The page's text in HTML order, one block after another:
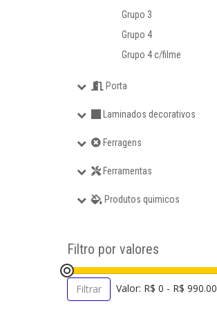
Laminados decorativos
Ferragens
Ferramentas
Produtos quimicos
Grupo 3
Grupo 4
Grupo 4 c/filme
Porta
Laminados decorativos
Ferragens
Ferramentas
Produtos quimicos
Filtro por valores
Filtrar Valor: R$ 0 - R$ 990.00